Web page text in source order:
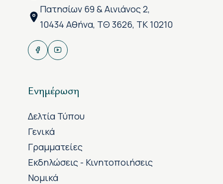
Πατησίων 69 & Αινιάνος 2,
10434 Αθήνα, ΤΘ 3626, ΤΚ 10210
Ενημέρωση
Δελτία Τύπου
Γενικά
Γραμματείες
Εκδηλώσεις - Κινητοποιήσεις
Νομικά